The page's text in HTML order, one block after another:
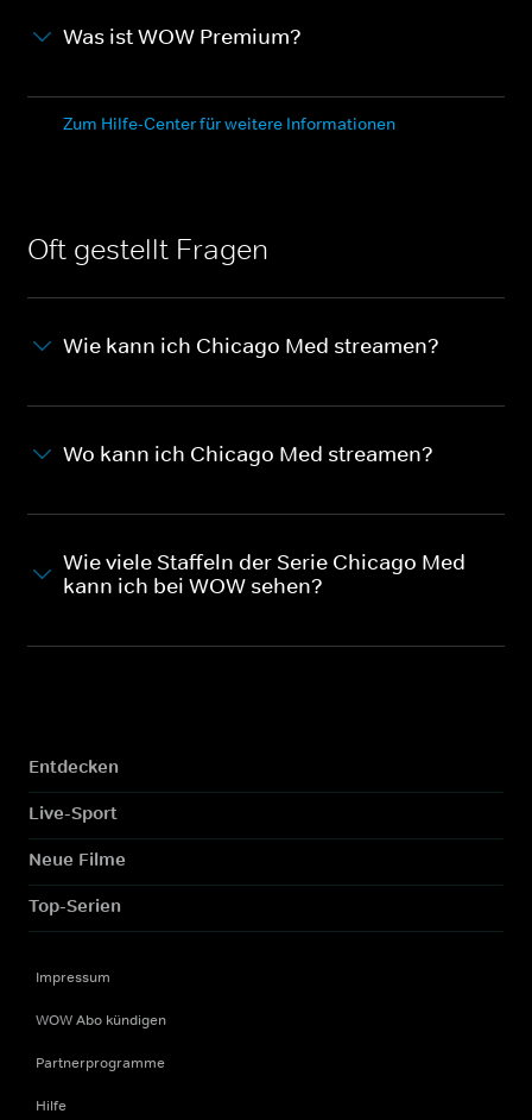
Was ist WOW Premium?
Zum Hilfe-Center für weitere Informationen
Oft gestellt Fragen
Wie kann ich Chicago Med streamen?
Wo kann ich Chicago Med streamen?
Wie viele Staffeln der Serie Chicago Med
kann ich bei WOW sehen?
Entdecken
Live-Sport
Neue Filme
Top-Serien
Impressum
WOW Abo kündigen
Partnerprogramme
Hilfe